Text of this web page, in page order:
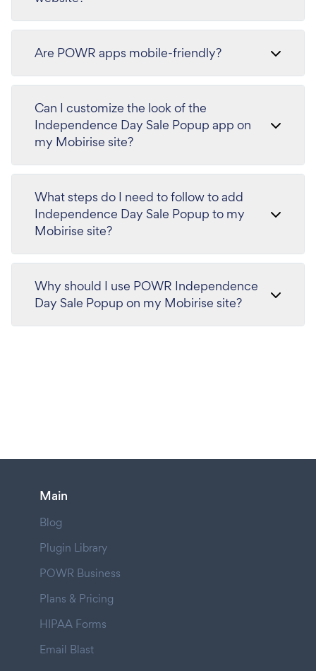
Are POWR apps mobile-friendly?
Can I customize the look of the
Independence Day Sale Popup app on
my Mobirise site?
What steps do I need to follow to add
Independence Day Sale Popup to my
Mobirise site?
Why should I use POWR Independence
Day Sale Popup on my Mobirise site?
Main
Blog
Plugin Library
POWR Business
Plans & Pricing
HIPAA Forms
Email Blast